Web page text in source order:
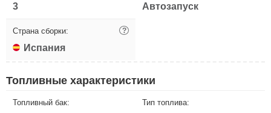
3 Автозапуск
Страна сборки: ?
Испания
Топливные характеристики
Топливный бак: Тип топлива: